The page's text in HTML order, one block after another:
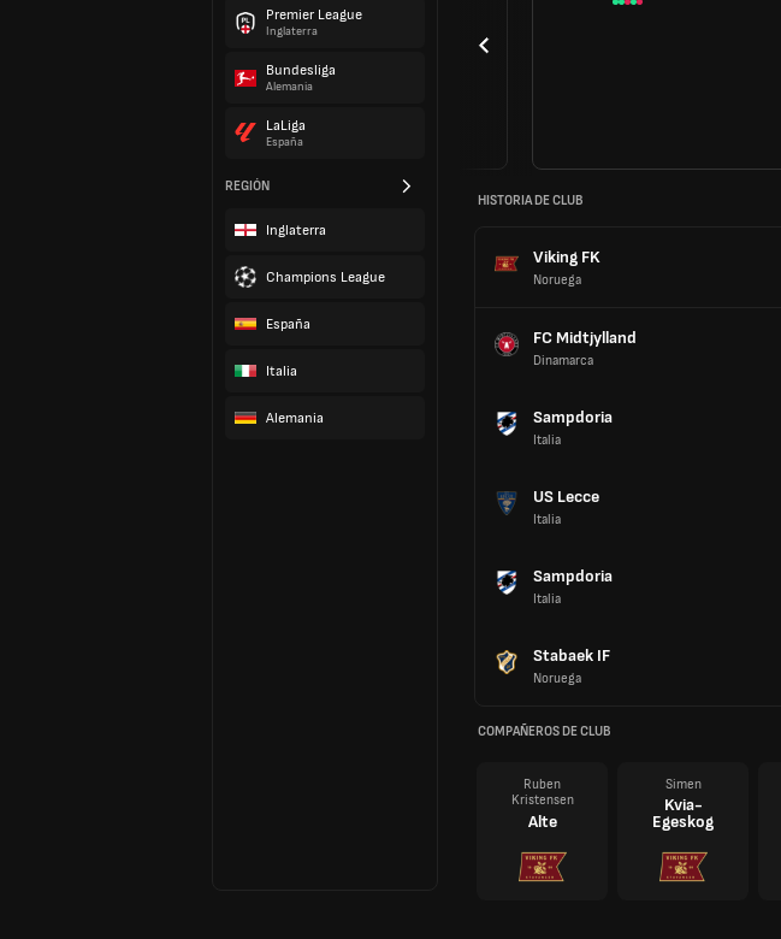
Premier League
Inglaterra
Bundesliga
Alemania
LaLiga
España
REGIÓN
Inglaterra
Champions League
España
Italia
Alemania
HISTORIA DE CLUB
Viking FK
Noruega
FC Midtjylland
Dinamarca
Sampdoria
Italia
US Lecce
Italia
Sampdoria
Italia
Stabaek IF
Noruega
COMPAÑEROS DE CLUB
Ruben
Kristensen
Alte
Simen
Kvia-
Egeskog